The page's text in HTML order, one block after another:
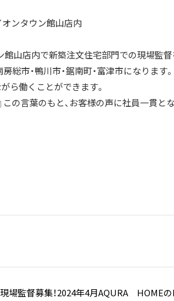
タウン館山店内
山店内で新築注文住宅部門での現場監
総市・鴨川市・鋸南町・富津市になりま
ら働くことができます。
の言葉のもと、お客様の声に社員一貫と
場監督募集！2024年4月AQURA HOME